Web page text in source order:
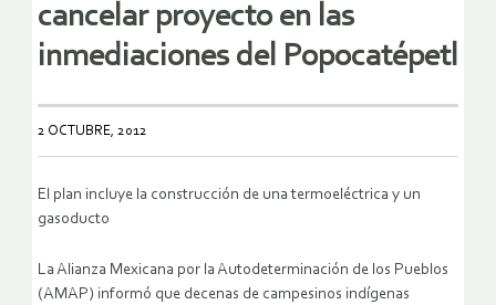
cancelar proyecto en las
inmediaciones del Popocatépetl
2 OCTUBRE, 2012
El plan incluye la construcción de una termoeléctrica y un
gasoducto
La Alianza Mexicana por la Autodeterminación de los Pueblos
(AMAP) informó que decenas de campesinos indígenas